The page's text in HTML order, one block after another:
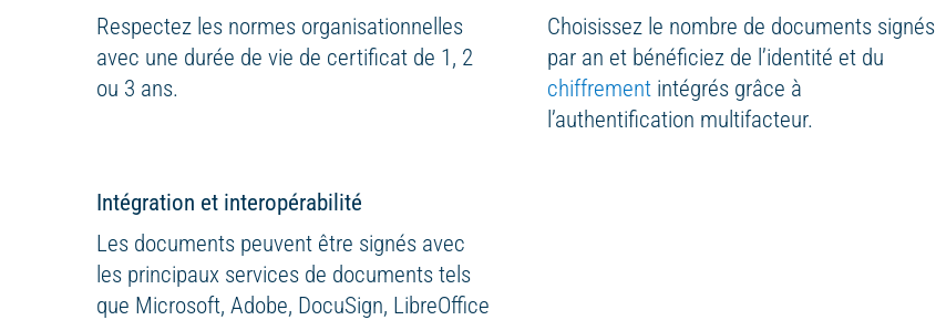
Respectez les normes organisationnelles
avec une durée de vie de certificat de 1, 2
ou 3 ans.
Choisissez le nombre de documents signés
par an et bénéficiez de l’identité et du
chiffrementintégrés grâce à
l’authentification multifacteur.
Intégration et interopérabilité
Les documents peuvent être signés avec
les principaux services de documents tels
que Microsoft, Adobe, DocuSign, LibreOffice